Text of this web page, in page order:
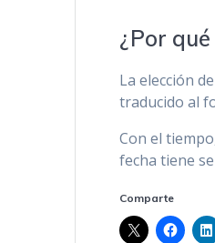
¿Por
La elección
traducido al
Con el
fecha tiene
Comparte